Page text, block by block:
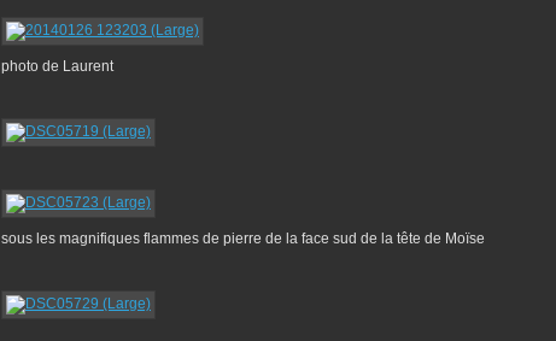
photo de Laurent
sous les magnifiques flammes de pierre de la face sud de la tête de Moïse